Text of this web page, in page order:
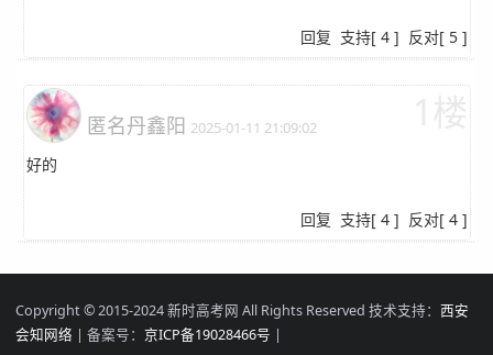
回复 支持[4 ] 反对[5 ]
匿名丹鑫阳 2025-01-11 21:09:02
好的
回复 支持[4 ] 反对[4 ]
Copyright © 2015-2024 新时高考网 All Rights Reserved 技术支持： 西安
会知网络 | 备案号： 京ICP备19028466号 |